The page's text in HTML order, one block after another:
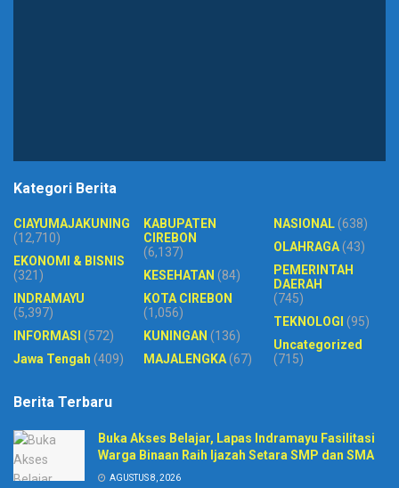
Kategori Berita
CIAYUMAJAKUNING
(12,710)
EKONOMI & BISNIS
(321)
INDRAMAYU
(5,397)
INFORMASI (572)
Jawa Tengah (409)
KABUPATEN
CIREBON
(6,137)
KESEHATAN (84)
KOTA CIREBON
(1,056)
KUNINGAN (136)
MAJALENGKA(67)
NASIONAL(638)
OLAHRAGA(43)
PEMERINTAH
DAERAH
(745)
TEKNOLOGI (95)
Uncategorized
(715)
Berita Terbaru
Buka Akses Belajar, Lapas Indramayu Fasilitasi
Warga Binaan Raih Ijazah Setara SMP dan SMA
AGUSTUS 8, 2026